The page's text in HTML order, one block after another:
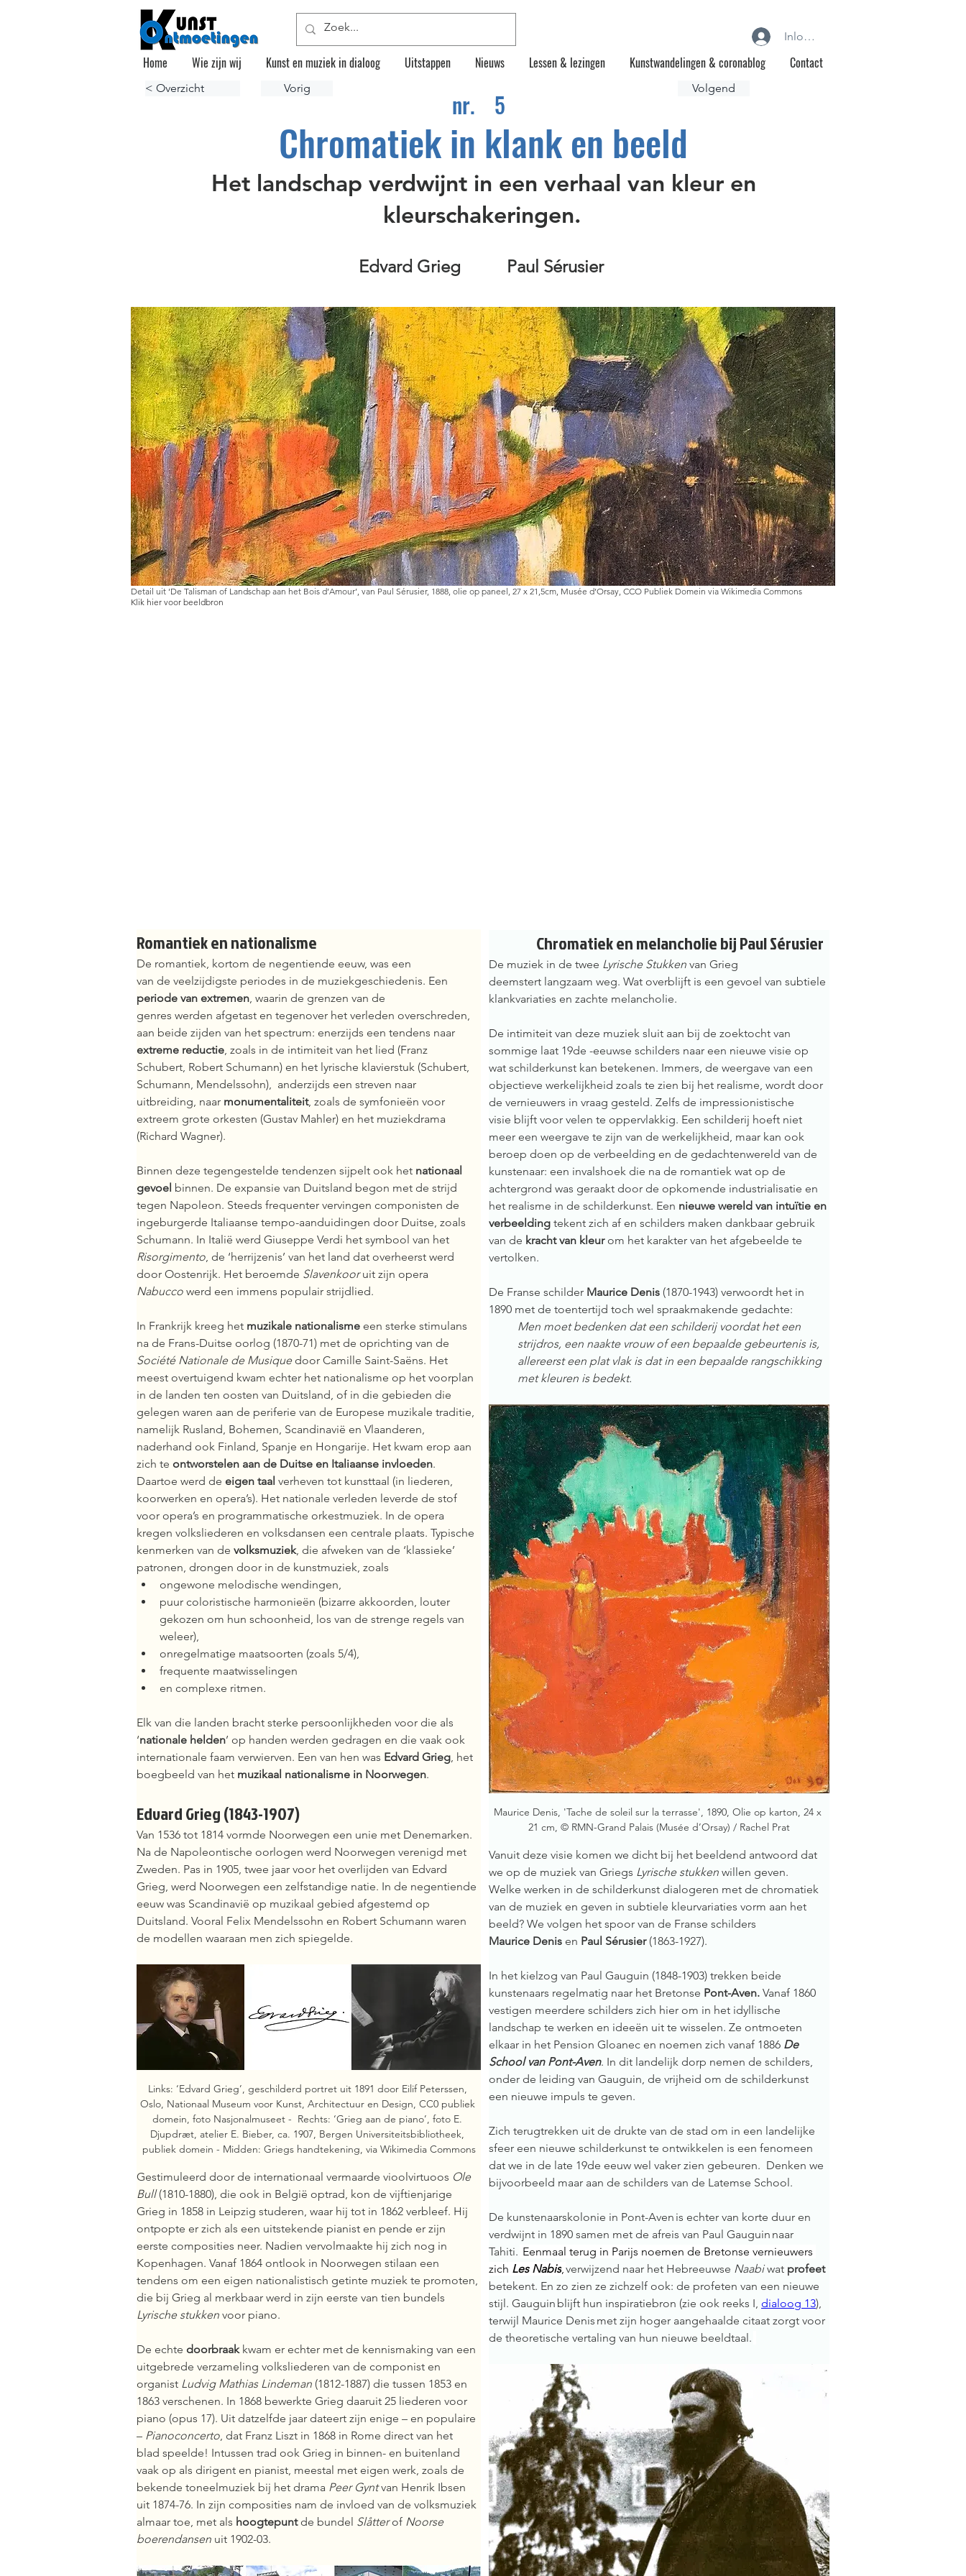
Inloggen
Home Wie zijn wij Kunst en muziek in dialoog Uitstappen Nieuws Lessen & lezingen Kunstwandelingen & coronablog Contact
Chromatiek in klank en beeld
nr. 5
< Overzicht Vorig Volgend
Het landschap verdwijnt in een verhaal van kleur en
kleurschakeringen.
Edvard Grieg Paul Sérusier
Detail uit ‘De Talisman of Landschap aan het Bois d’Amour’, van Paul Sérusier, 1888, olie op paneel, 27 x 21,5cm, Musée d’Orsay, CCO Publiek Domein via Wikimedia Commons
Klik hier voor beeldbron
Romantiek en nationalisme
De romantiek, kortom de negentiende eeuw, was een
van de veelzijdigste periodes in de muziekgeschiedenis. Een
periode van extremen, waarin de grenzen van de
genres werden afgetast en tegenover het verleden overschreden,
aan beide zijden van het spectrum: enerzijds een tendens naar
extreme reductie, zoals in de intimiteit van het lied (Franz
Schubert, Robert Schumann) en het lyrische klavierstuk (Schubert,
Schumann, Mendelssohn),  anderzijds een streven naar
uitbreiding, naar monumentaliteit, zoals de symfonieën voor
extreem grote orkesten (Gustav Mahler) en het muziekdrama
(Richard Wagner).
Binnen deze tegengestelde tendenzen sijpelt ook het nationaal
gevoel binnen. De expansie van Duitsland begon met de strijd
tegen Napoleon. Steeds frequenter vervingen componisten de
ingeburgerde Italiaanse tempo-aanduidingen door Duitse, zoals
Schumann. In Italië werd Giuseppe Verdi het symbool van het
Risorgimento, de ‘herrijzenis’ van het land dat overheerst werd
door Oostenrijk. Het beroemde Slavenkoor uit zijn opera
Nabucco werd een immens populair strijdlied.
In Frankrijk kreeg het muzikale nationalisme een sterke stimulans
na de Frans-Duitse oorlog (1870-71) met de oprichting van de
Société Nationale de Musique door Camille Saint-Saëns. Het
meest overtuigend kwam echter het nationalisme op het voorplan
in de landen ten oosten van Duitsland, of in die gebieden die
gelegen waren aan de periferie van de Europese muzikale traditie,
namelijk Rusland, Bohemen, Scandinavië en Vlaanderen,
naderhand ook Finland, Spanje en Hongarije. Het kwam erop aan
zich te ontworstelen aan de Duitse en Italiaanse invloeden.
Daartoe werd de eigen taal verheven tot kunsttaal (in liederen,
koorwerken en opera’s). Het nationale verleden leverde de stof
voor opera’s en programmatische orkestmuziek. In de opera
kregen volksliederen en volksdansen een centrale plaats. Typische
kenmerken van de volksmuziek, die afweken van de ‘klassieke’
patronen, drongen door in de kunstmuziek, zoals
ongewone melodische wendingen,
puur coloristische harmonieën (bizarre akkoorden, louter
gekozen om hun schoonheid, los van de strenge regels van
weleer),
onregelmatige maatsoorten (zoals 5/4),
frequente maatwisselingen
en complexe ritmen.
Elk van die landen bracht sterke persoonlijkheden voor die als
‘nationale helden’ op handen werden gedragen en die vaak ook
internationale faam verwierven. Een van hen was Edvard Grieg, het
boegbeeld van het muzikaal nationalisme in Noorwegen.
Edvard Grieg (1843-1907)
Van 1536 tot 1814 vormde Noorwegen een unie met Denemarken.
Na de Napoleontische oorlogen werd Noorwegen verenigd met
Zweden. Pas in 1905, twee jaar voor het overlijden van Edvard
Grieg, werd Noorwegen een zelfstandige natie. In de negentiende
eeuw was Scandinavië op muzikaal gebied afgestemd op
Duitsland. Vooral Felix Mendelssohn en Robert Schumann waren
de modellen waaraan men zich spiegelde.
Links: ‘Edvard Grieg’, geschilderd portret uit 1891 door Eilif Peterssen,
Oslo, Nationaal Museum voor Kunst, Architectuur en Design, CC0 publiek
domein, foto Nasjonalmuseet -  Rechts: ‘Grieg aan de piano’, foto E.
Djupdræt, atelier E. Bieber, ca. 1907, Bergen Universiteitsbibliotheek,
publiek domein - Midden: Griegs handtekening, via Wikimedia Commons
Gestimuleerd door de internationaal vermaarde vioolvirtuoos Ole
Bull (1810-1880), die ook in België optrad, kon de vijftienjarige
Grieg in 1858 in Leipzig studeren, waar hij tot in 1862 verbleef. Hij
ontpopte er zich als een uitstekende pianist en pende er zijn
eerste composities neer. Nadien vervolmaakte hij zich nog in
Kopenhagen. Vanaf 1864 ontlook in Noorwegen stilaan een
tendens om een eigen nationalistisch getinte muziek te promoten,
die bij Grieg al merkbaar werd in zijn eerste van tien bundels
Lyrische stukken voor piano.
De echte doorbraak kwam er echter met de kennismaking van een
uitgebrede verzameling volksliederen van de componist en
organist Ludvig Mathias Lindeman (1812-1887) die tussen 1853 en
1863 verschenen. In 1868 bewerkte Grieg daaruit 25 liederen voor
piano (opus 17). Uit datzelfde jaar dateert zijn enige – en populaire
– Pianoconcerto, dat Franz Liszt in 1868 in Rome direct van het
blad speelde! Intussen trad ook Grieg in binnen- en buitenland
vaak op als dirigent en pianist, meestal met eigen werk, zoals de
bekende toneelmuziek bij het drama Peer Gynt van Henrik Ibsen
uit 1874-76. In zijn composities nam de invloed van de volksmuziek
almaar toe, met als hoogtepunt de bundel Slåtter of Noorse
boerendansen uit 1902-03.
Chromatiek en melancholie bij Paul Sérusier
De muziek in de twee Lyrische Stukken van Grieg
deemstert langzaam weg. Wat overblijft is een gevoel van subtiele
klankvariaties en zachte melancholie.
De intimiteit van deze muziek sluit aan bij de zoektocht van
sommige laat 19de -eeuwse schilders naar een nieuwe visie op
wat schilderkunst kan betekenen. Immers, de weergave van een
objectieve werkelijkheid zoals te zien bij het realisme, wordt door
de vernieuwers in vraag gesteld. Zelfs de impressionistische
visie blijft voor velen te oppervlakkig. Een schilderij hoeft niet
meer een weergave te zijn van de werkelijkheid, maar kan ook
beroep doen op de verbeelding en de gedachtenwereld van de
kunstenaar: een invalshoek die na de romantiek wat op de
achtergrond was geraakt door de opkomende industrialisatie en
het realisme in de schilderkunst. Een nieuwe wereld van intuïtie en
verbeelding tekent zich af en schilders maken dankbaar gebruik
van de kracht van kleur om het karakter van het afgebeelde te
vertolken.
De Franse schilder Maurice Denis (1870-1943) verwoordt het in
1890 met de toentertijd toch wel spraakmakende gedachte:
Men moet bedenken dat een schilderij voordat het een
strijdros, een naakte vrouw of een bepaalde gebeurtenis is,
allereerst een plat vlak is dat in een bepaalde rangschikking
met kleuren is bedekt.
Maurice Denis, 'Tache de soleil sur la terrasse', 1890, Olie op karton, 24 x
21 cm, © RMN-Grand Palais (Musée d’Orsay) / Rachel Prat
Vanuit deze visie komen we dicht bij het beeldend antwoord dat
we op de muziek van Griegs Lyrische stukken willen geven.
Welke werken in de schilderkunst dialogeren met de chromatiek
van de muziek en geven in subtiele kleurvariaties vorm aan het
beeld?  We volgen het spoor van de Franse schilders
Maurice Denis en Paul Sérusier (1863-1927).
In het kielzog van Paul Gauguin (1848-1903) trekken beide
kunstenaars regelmatig naar het Bretonse Pont-Aven. Vanaf 1860
vestigen meerdere schilders zich hier om in het idyllische
landschap te werken en ideeën uit te wisselen. Ze ontmoeten
elkaar in het Pension Gloanec en noemen zich vanaf 1886 De
School van Pont-Aven. In dit landelijk dorp nemen de schilders,
onder de leiding van Gauguin, de vrijheid om de schilderkunst
een nieuwe impuls te geven.
Zich terugtrekken uit de drukte van de stad om in een landelijke
sfeer een nieuwe schilderkunst te ontwikkelen is een fenomeen
dat we in de late 19de eeuw wel vaker zien gebeuren.  Denken we
bijvoorbeeld maar aan de schilders van de Latemse School.
De kunstenaarskolonie in Pont-Aven is echter van korte duur en
verdwijnt in 1890 samen met de afreis van Paul Gauguin naar
Tahiti. Eenmaal terug in Parijs noemen de Bretonse vernieuwers
zich Les Nabis, verwijzend naar het Hebreeuwse Naabi wat profeet
betekent. En zo zien ze zichzelf ook: de profeten van een nieuwe
stijl. Gauguin blijft hun inspiratiebron (zie ook reeks I, dialoog 13),
terwijl Maurice Denis met zijn hoger aangehaalde citaat zorgt voor
de theoretische vertaling van hun nieuwe beeldtaal.